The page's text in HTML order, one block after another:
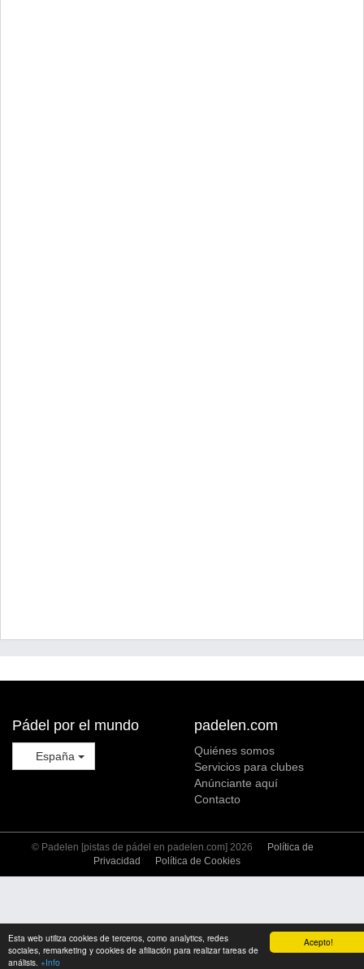
Acepto!
Esta web utiliza cookies de terceros, como analytics, redes
sociales, remarketing y cookies de afiliación para realizar tareas de
análisis. +Info
Pádel por el mundo
España
padelen.com
Quiénes somos
Servicios para clubes
Anúnciante aquí
Contacto
© Padelen [pistas de pádel en padelen.com] 2026
Política de
Privacidad
Política de Cookies